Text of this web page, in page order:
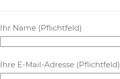
Ihr Name (Pflichtfeld)
Ihre E-Mail-Adresse (Pflichtfeld)